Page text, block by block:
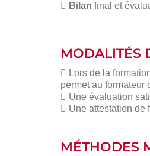
 Bilan final et
MODALITÉS
 Lors de la
permet au formateur
 Une évaluation
 Une attestation de
MÉTHODES